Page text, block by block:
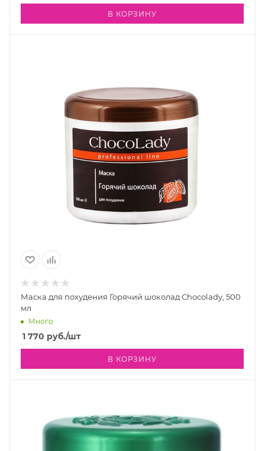
В КОРЗИНУ
Маска для похудения Горячий шоколад Chocolady, 500
мл
Много
1 770 руб./шт
В КОРЗИНУ